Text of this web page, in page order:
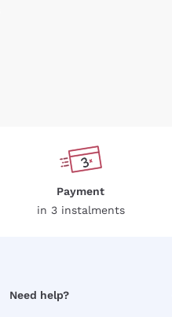
Payment
in 3 instalments
Need help?